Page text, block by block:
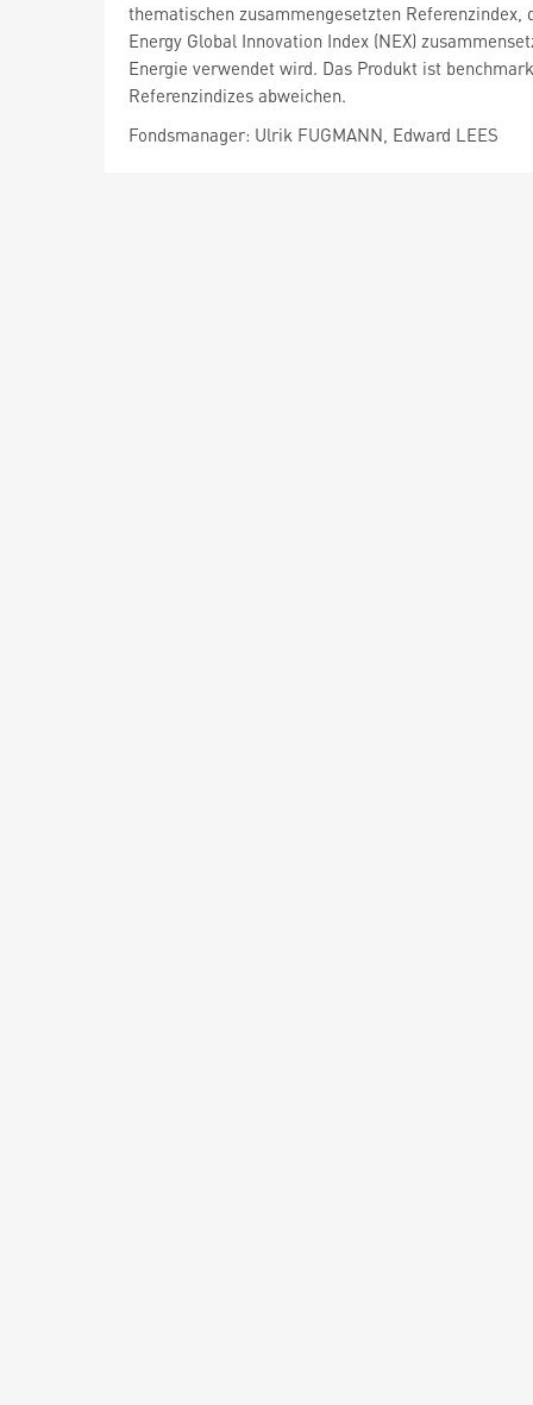
thematischen zusammengesetzten
Energy Global Innovation Index (NEX)
Energie verwendet wird. Das Produkt ist
Referenzindizes abweichen.
Fondsmanager: Ulrik FUGMANN, Edward LEES